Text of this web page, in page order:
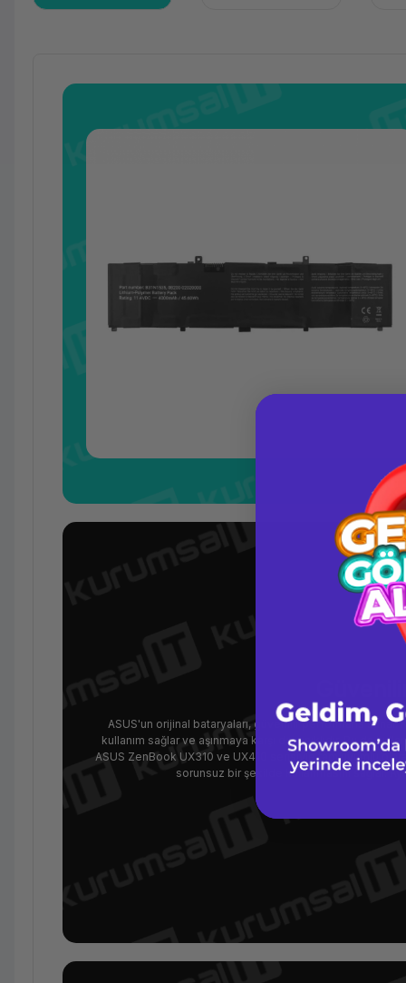
ASUS'un orijinal bataryaları, güvenilir performans
kullanım sağlar ve aşınmaya karşı dayanıklıdır. Bu da
ASUS ZenBook UX310 ve UX410 serisiyle tam uyumlu
sorunsuz bir şekilde kullanmasını sağlar.